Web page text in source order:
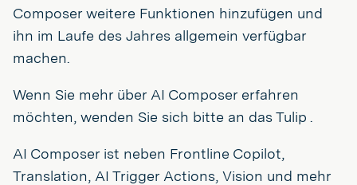
Composer weitere Funktionen hinzufügen und
ihn im Laufe des Jahres allgemein verfügbar
machen.
Wenn Sie mehr über AI Composer erfahren
möchten, wenden Sie sich bitte an das Tulip .
AI Composer ist neben Frontline Copilot,
Translation, AI Trigger Actions, Vision und mehr